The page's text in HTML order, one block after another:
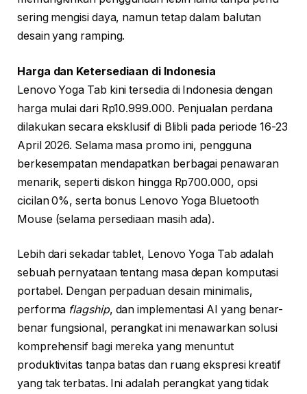
sering mengisi daya, namun tetap dalam balutan
desain yang ramping.
Harga dan Ketersediaan di Indonesia
Lenovo Yoga Tab kini tersedia di Indonesia dengan
harga mulai dari Rp10.999.000. Penjualan perdana
dilakukan secara eksklusif di Blibli pada periode 16-23
April 2026. Selama masa promo ini, pengguna
berkesempatan mendapatkan berbagai penawaran
menarik, seperti diskon hingga Rp700.000, opsi
cicilan 0%, serta bonus Lenovo Yoga Bluetooth
Mouse (selama persediaan masih ada).
Lebih dari sekadar tablet, Lenovo Yoga Tab adalah
sebuah pernyataan tentang masa depan komputasi
portabel. Dengan perpaduan desain minimalis,
performa flagship, dan implementasi AI yang benar-
benar fungsional, perangkat ini menawarkan solusi
komprehensif bagi mereka yang menuntut
produktivitas tanpa batas dan ruang ekspresi kreatif
yang tak terbatas. Ini adalah perangkat yang tidak